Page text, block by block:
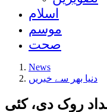
اسلام
موسم
صحت
News
دنیا بھر سے خبریں
روک دی، کئی